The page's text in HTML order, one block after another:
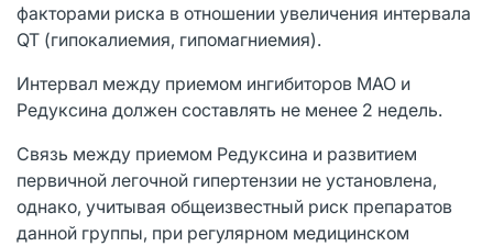
факторами риска в отношении увеличения интервала
QT (гипокалиемия, гипомагниемия).
Интервал между приемом ингибиторов МАО и
Редуксина должен составлять не менее 2 недель.
Связь между приемом Редуксина и развитием
первичной легочной гипертензии не установлена,
однако, учитывая общеизвестный риск препаратов
данной группы, при регулярном медицинском